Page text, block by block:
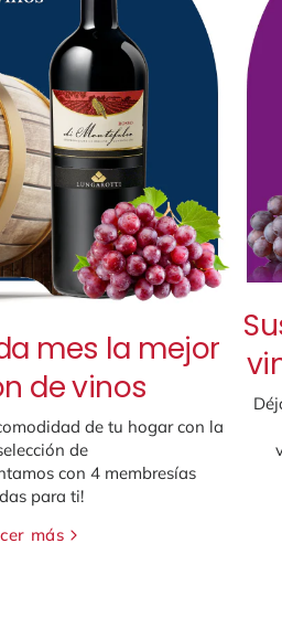
mes la mejor
de vinos
de tu hogar con la
de
con 4 membresías
para ti!
más